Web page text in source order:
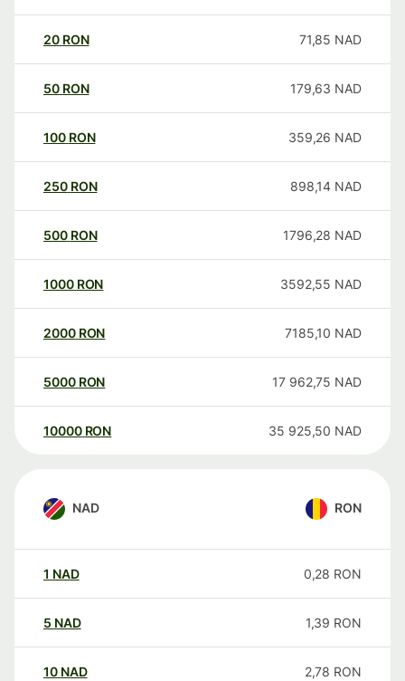
20 RON 71,85 NAD
50 RON 179,63 NAD
100 RON 359,26 NAD
250 RON 898,14 NAD
500 RON 1796,28 NAD
1000 RON 3592,55 NAD
2000 RON 7185,10 NAD
5000 RON 17 962,75 NAD
10000 RON 35 925,50 NAD
NAD RON
1 NAD 0,28 RON
5 NAD 1,39 RON
10 NAD 2,78 RON